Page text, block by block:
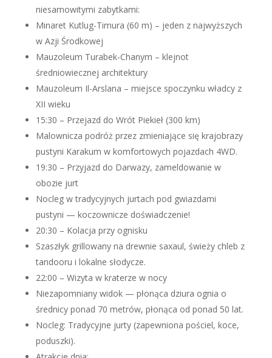
niesamowitymi zabytkami:
Minaret Kutlug-Timura (60 m) – jeden z najwyższych
w Azji Środkowej
Mauzoleum Turabek-Chanym – klejnot
średniowiecznej architektury
Mauzoleum Il-Arslana – miejsce spoczynku władcy z
XII wieku
15:30 – Przejazd do Wrót Piekieł (300 km)
Malownicza podróż przez zmieniające się krajobrazy
pustyni Karakum w komfortowych pojazdach 4WD.
19:30 – Przyjazd do Darwazy, zameldowanie w
obozie jurt
Nocleg w tradycyjnych jurtach pod gwiazdami
pustyni — koczownicze doświadczenie!
20:30 – Kolacja przy ognisku
Szaszłyk grillowany na drewnie saxaul, świeży chleb z
tandooru i lokalne słodycze.
22:00 – Wizyta w kraterze w nocy
Niezapomniany widok — płonąca dziura ognia o
średnicy ponad 70 metrów, płonąca od ponad 50 lat.
Nocleg: Tradycyjne jurty (zapewniona pościel, koce,
poduszki).